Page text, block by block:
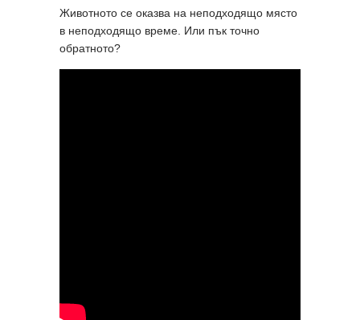
Животното се оказва на неподходящо място
в неподходящо време. Или пък точно
обратното?